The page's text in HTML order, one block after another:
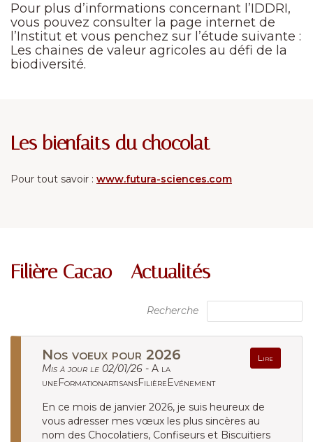
Pour plus d’informations concernant l’IDDRI,
vous pouvez consulter la page internet de
l’Institut et vous penchez sur l’étude suivante :
Les chaines de valeur agricoles au défi de la
biodiversité.
Les bienfaits du chocolat
Pour tout savoir : www.futura-sciences.com
Filière Cacao - Actualités
Recherche
Nos voeux pour 2026 Lire
Mis à jour le 02/01/26 - A la
uneFormationartisansFilièreEvénement
En ce mois de janvier 2026, je suis heureux de
vous adresser mes vœux les plus sincères au
nom des Chocolatiers, Confiseurs et Biscuitiers